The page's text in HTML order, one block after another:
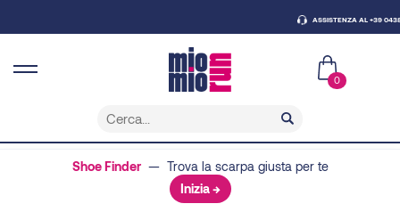
ASSISTENZA AL +39 0438
0
Shoe Finder— Trova la scarpa giusta per te
Inizia →